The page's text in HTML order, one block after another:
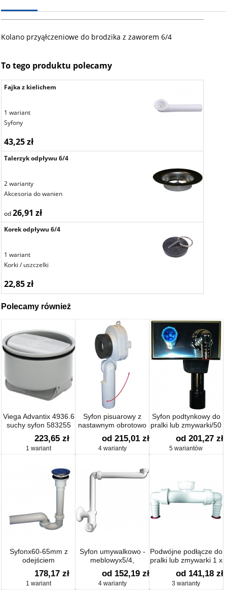
Kolano przyąłczeniowe do brodzika z zaworem 6/4
To tego produktu polecamy
Fajka z kielichem
1 wariant
Syfony
43,25 zł
Talerzyk odpływu 6/4
2 warianty
Akcesoria do wanien
od26,91 zł
Korek odpływu 6/4
1 wariant
Korki / uszczelki
22,85 zł
Polecamy również
Viega Advantix 4936.6
suchy syfon 583255
223,65 zł
1 wariant
Syfon pisuarowy z
nastawnym obrotowo
króćcem odpływowym
do 90°
od 215,01 zł
4 warianty
Syfon podtynkowy do
pralki lub zmywarki/50
z dopływem wody
od 201,27 zł
5 wariantów
Syfonx60-65mm z
odejściem
mimośrodowym np. do
zlewu Koło, Quelle,
Ideal Standard,
178,17 zł
1 wariant
Syfon umywalkowo -
meblowyx5/4,
nastawny
mimośrodowo,
czyszczak, rozeta.
od 152,19 zł
4 warianty
Podwójne podłącze do
pralki lub zmywarki 1 x
3/4
od 141,18 zł
3 warianty